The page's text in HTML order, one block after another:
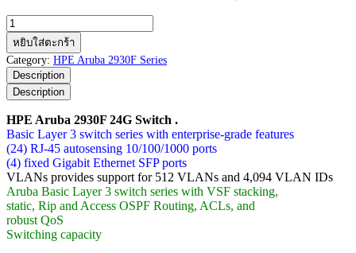
จำนวน
HPE
Aruba
2930F
24G
Switch
ชิ้น
หยิบใส่ตะกร้า
Category: HPE Aruba 2930F Series
Description
Description
HPE Aruba 2930F 24G Switch .
Basic Layer 3 switch series with enterprise-grade features
(24) RJ-45 autosensing 10/100/1000 ports
(4) fixed Gigabit Ethernet SFP ports
VLANs provides support for 512 VLANs and 4,094 VLAN IDs
Aruba Basic Layer 3 switch series with VSF stacking,
static, Rip and Access OSPF Routing, ACLs, and
robust QoS
Switching capacity